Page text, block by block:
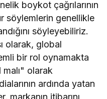
boykot çağrılarının
söylemlerin genellikle
söyleyebiliriz.
olarak, global
bir rol oynamakta
olarak
ardında yatan
itibarını